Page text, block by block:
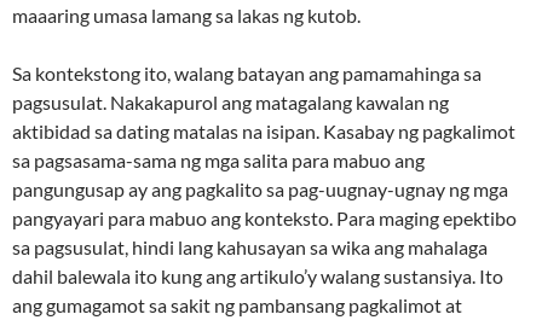
maaaring umasa lamang sa lakas ng kutob.
Sa kontekstong ito, walang batayan ang pamamahinga sa
pagsusulat. Nakakapurol ang matagalang kawalan ng
aktibidad sa dating matalas na isipan. Kasabay ng pagkalimot
sa pagsasama-sama ng mga salita para mabuo ang
pangungusap ay ang pagkalito sa pag-uugnay-ugnay ng mga
pangyayari para mabuo ang konteksto. Para maging epektibo
sa pagsusulat, hindi lang kahusayan sa wika ang mahalaga
dahil balewala ito kung ang artikulo’y walang sustansiya. Ito
ang gumagamot sa sakit ng pambansang pagkalimot at